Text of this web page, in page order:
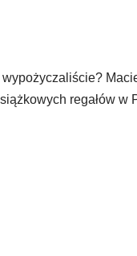
regałów w